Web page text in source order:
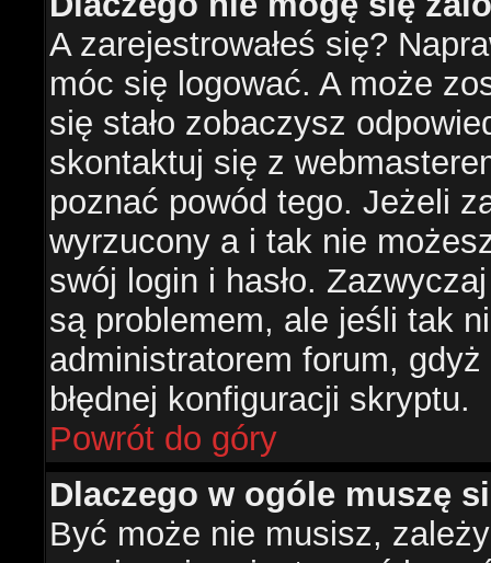
A zarejestrowałeś się?
móc się logować. A może
się stało zobaczysz
skontaktuj się z
poznać powód tego. Jeżeli
wyrzucony a i tak nie
swój login i hasło.
są problemem, ale jeśli tak
administratorem forum,
błędnej konfiguracji skryptu.
Powrót do góry
Dlaczego w ogóle muszę
Być może nie musisz,